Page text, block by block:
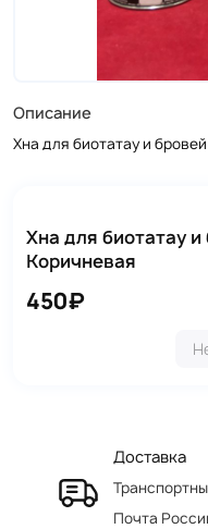
Описание
Хна для биотатау и
Хна для биотатау
Коричневая
450₽
Доставка
Почта